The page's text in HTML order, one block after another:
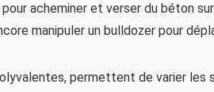
acheminer et verser du béton
manipuler un bulldozer pour
permettent de varier les